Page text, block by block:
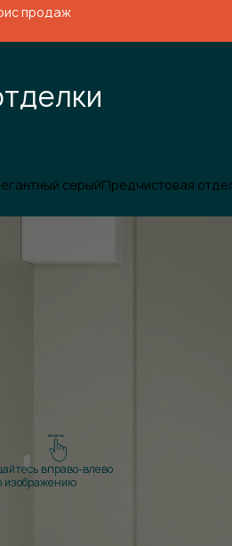
продаж
серыйПредчистовая
вправо-влево
изображению